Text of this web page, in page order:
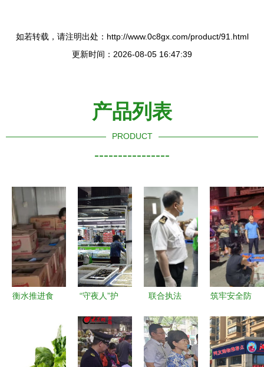
如若转载，请注明出处：http://www.0c8gx.com/product/91.html
更新时间：2026-08-05 16:47:39
产品列表
PRODUCT
----------------
衡水推进食
化建设，守
“守夜人”护
区市场监管
局开展五一
联合执法
市两部门严
守流通环节
筑牢安全防
市场监管局
开展食用农